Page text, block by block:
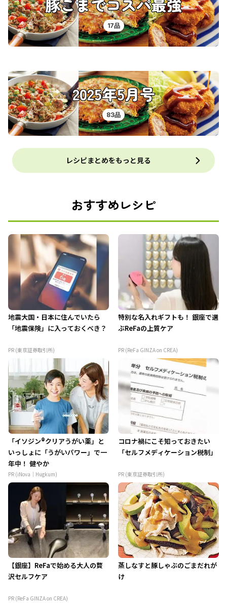
豚こまでコスパ最強
17品
2025年5月号
83品
レシピまとめをもっと見る
おすすめレシピ
地震大国・日本に住んでいたら
「地震保険」に入っておくべき？
PR (東京証券取引所)
特別な名入れギフトも！ 銀座で選
ぶReFaの上質ケア
PR (ReFa GINZA on CREA)
「イソジン®クリアうがい薬」と
いっしょに「うがいパワー」で一
年中！ 健やか
PR (iNova｜Hugkum)
コロナ禍にこそ知っておきたい
「セルフメディケーション税制」
PR (東京証券取引所)
【銀座】ReFaで始める大人の贅
沢セルフケア
PR (ReFa GINZA on CREA)
蒸しなすと豚しゃぶのごまだれが
け